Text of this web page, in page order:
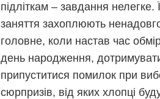
підліткам – завдання
заняття захоплюють
головне, коли настав час
день народження,
припуститися помилок при
сюрпризів, від яких хлопці